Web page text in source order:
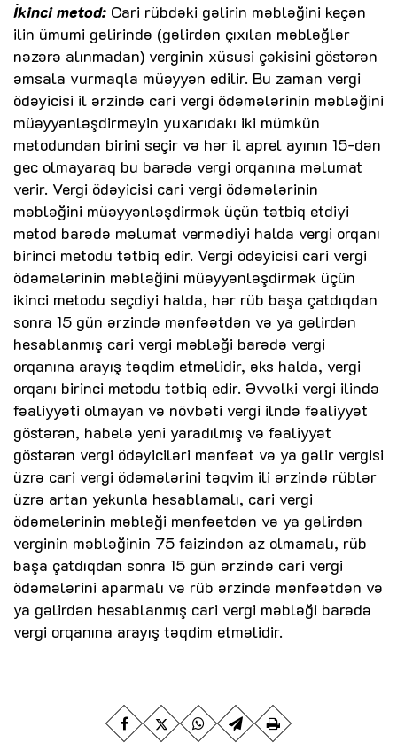
İkinci metod: Cari rübdəki gəlirin məbləğini keçən
ilin ümumi gəlirində (gəlirdən çıxılan məbləğlər
nəzərə alınmadan) verginin xüsusi çəkisini göstərən
əmsala vurmaqla müəyyən edilir. Bu zaman vergi
ödəyicisi il ərzində cari vergi ödəmələrinin məbləğini
müəyyənləşdirməyin yuxarıdakı iki mümkün
metodundan birini seçir və hər il aprel ayının 15-dən
gec olmayaraq bu barədə vergi orqanına məlumat
verir. Vergi ödəyicisi cari vergi ödəmələrinin
məbləğini müəyyənləşdirmək üçün tətbiq etdiyi
metod barədə məlumat vermədiyi halda vergi orqanı
birinci metodu tətbiq edir. Vergi ödəyicisi cari vergi
ödəmələrinin məbləğini müəyyənləşdirmək üçün
ikinci metodu seçdiyi halda, hər rüb başa çatdıqdan
sonra 15 gün ərzində mənfəətdən və ya gəlirdən
hesablanmış cari vergi məbləği barədə vergi
orqanına arayış təqdim etməlidir, əks halda, vergi
orqanı birinci metodu tətbiq edir. Əvvəlki vergi ilində
fəaliyyəti olmayan və növbəti vergi ilndə fəaliyyət
göstərən, habelə yeni yaradılmış və fəaliyyət
göstərən vergi ödəyiciləri mənfəət və ya gəlir vergisi
üzrə cari vergi ödəmələrini təqvim ili ərzində rüblər
üzrə artan yekunla hesablamalı, cari vergi
ödəmələrinin məbləği mənfəətdən və ya gəlirdən
verginin məbləğinin 75 faizindən az olmamalı, rüb
başa çatdıqdan sonra 15 gün ərzində cari vergi
ödəmələrini aparmalı və rüb ərzində mənfəətdən və
ya gəlirdən hesablanmış cari vergi məbləği barədə
vergi orqanına arayış təqdim etməlidir.